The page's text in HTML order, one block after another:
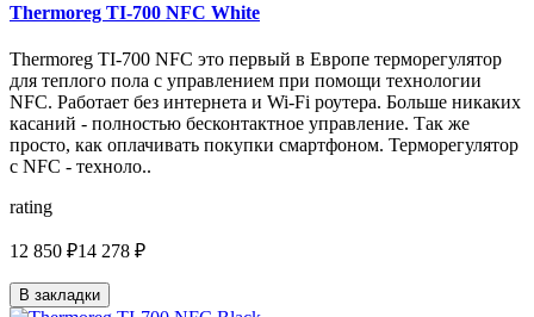
Thermoreg TI-700 NFC White
Thermoreg TI-700 NFC это первый в Европе терморегулятор
для теплого пола с управлением при помощи технологии
NFC. Работает без интернета и Wi-Fi роутера. Больше никаких
касаний - полностью бесконтактное управление. Так же
просто, как оплачивать покупки смартфоном. Терморегулятор
с NFC - техноло..
rating
12 850 ₽14 278 ₽
В закладки